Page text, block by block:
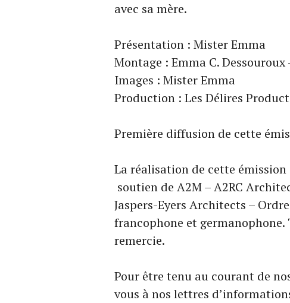
avec sa mère.
Présentation : Mister Emma
Montage : Emma C.
Images : Mister Emma
Production : Les Délires
Première diffusion de cette
La réalisation de cette
soutien de A2M – A2RC
Jaspers-Eyers Architects –
francophone et germanophone.
remercie.
Pour être tenu au courant de
vous à nos lettres